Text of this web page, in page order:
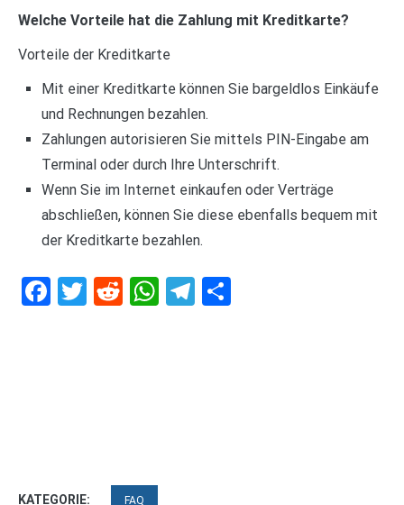
Welche Vorteile hat die Zahlung mit Kreditkarte?
Vorteile der Kreditkarte
Mit einer Kreditkarte können Sie bargeldlos Einkäufe
und Rechnungen bezahlen.
Zahlungen autorisieren Sie mittels PIN-Eingabe am
Terminal oder durch Ihre Unterschrift.
Wenn Sie im Internet einkaufen oder Verträge
abschließen, können Sie diese ebenfalls bequem mit
der Kreditkarte bezahlen.
Facebook
Twitter
RedditWhatsApp
Telegram
KATEGORIE: FAQ